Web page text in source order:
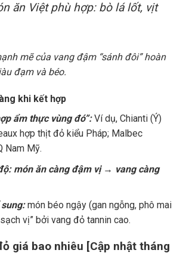
ăn Việt phù hợp: bò lá lốt, vịt
mẽ của vang đậm “sánh đôi” hoàn
đạm và béo.
khi kết hợp
ẩm thực vùng đó”:Ví dụ, Chianti (Ý)
hợp thịt đỏ kiểu Pháp; Malbec
Nam Mỹ.
món ăn càng đậm vị → vang càng
món béo ngậy (gan ngỗng, phô mai
vị” bởi vang đỏ tannin cao.
giá bao nhiêu [Cập nhật tháng